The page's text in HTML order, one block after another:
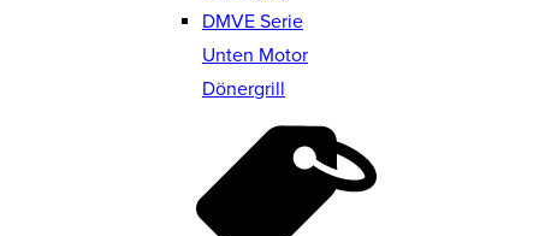
DMVE Serie
Unten Motor
Dönergrill